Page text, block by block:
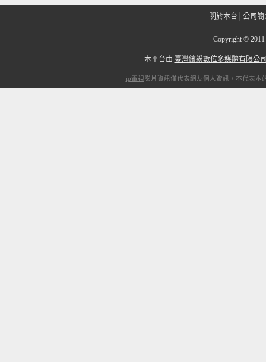
關於本台 公司簡
Copyright ©
本平台由 臺灣繽紛數位多媒體有限公
ip電視影片資訊僅代表網友個人資訊，不代表本